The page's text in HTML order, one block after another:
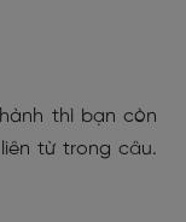
thì bạn còn
từ trong câu.